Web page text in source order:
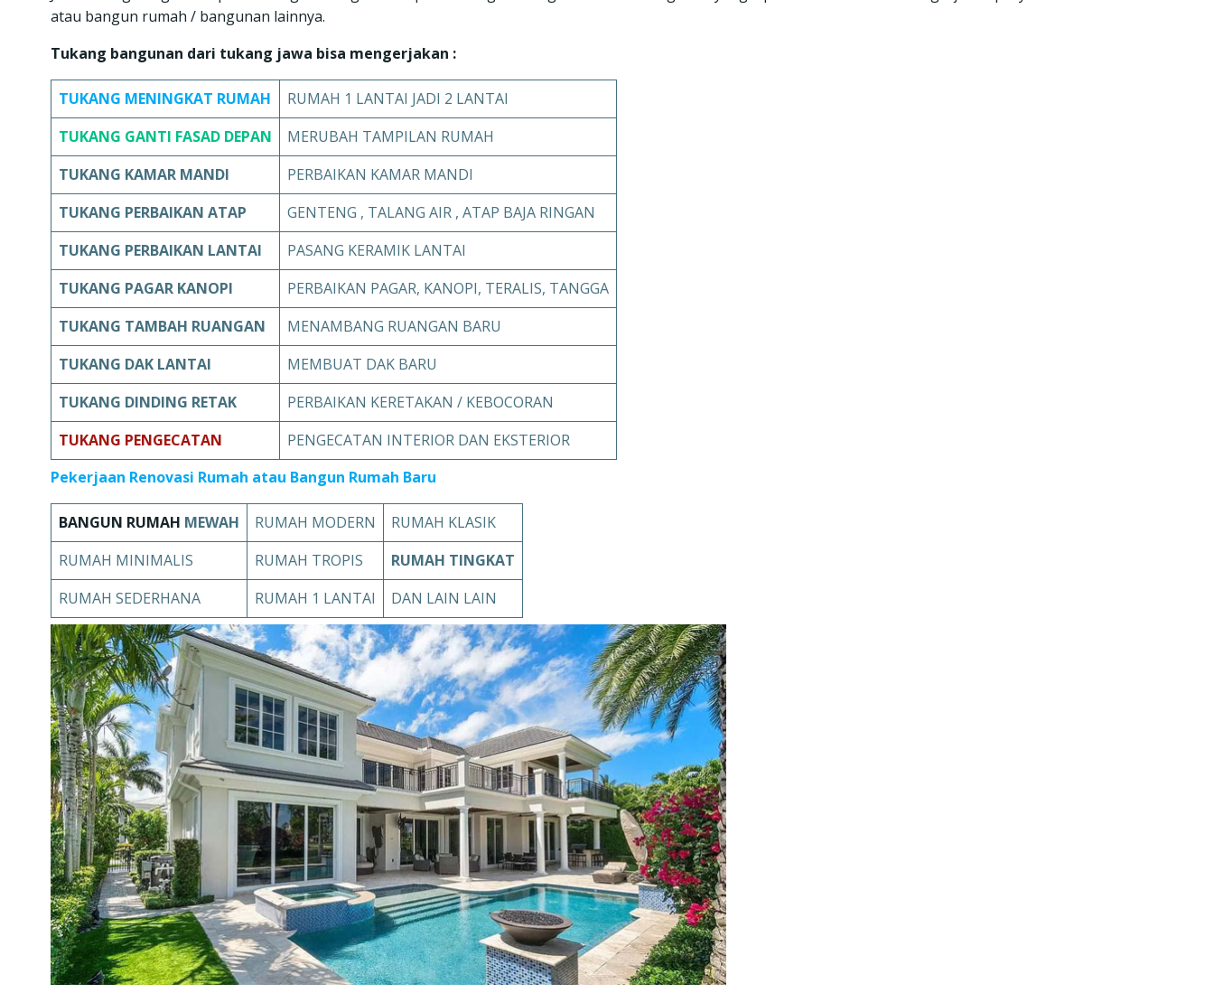
atau bangun rumah / bangunan lainnya.
Tukang bangunan dari tukang jawa bisa mengerjakan :
TUKANG MENINGKAT RUMAH
RUMAH 1 LANTAI JADI 2 LANTAI
TUKANG GANTI FASAD DEPAN
MERUBAH TAMPILAN RUMAH
TUKANG KAMAR MANDI
PERBAIKAN KAMAR MANDI
TUKANG PERBAIKAN ATAP
GENTENG , TALANG AIR , ATAP BAJA RINGAN
TUKANG PERBAIKAN LANTAI
PASANG KERAMIK LANTAI
TUKANG PAGAR KANOPI
PERBAIKAN PAGAR, KANOPI, TERALIS, TANGGA
TUKANG TAMBAH RUANGAN
MENAMBANG RUANGAN BARU
TUKANG DAK LANTAI
MEMBUAT DAK BARU
TUKANG DINDING RETAK
PERBAIKAN KERETAKAN / KEBOCORAN
TUKANG PENGECATAN
PENGECATAN INTERIOR DAN EKSTERIOR
Pekerjaan Renovasi Rumah atau Bangun Rumah Baru
BANGUN RUMAH MEWAH RUMAH MODERN
RUMAH KLASIK
RUMAH MINIMALIS
RUMAH TROPIS
RUMAH TINGKAT
RUMAH SEDERHANA
RUMAH 1 LANTAI DAN LAIN LAIN